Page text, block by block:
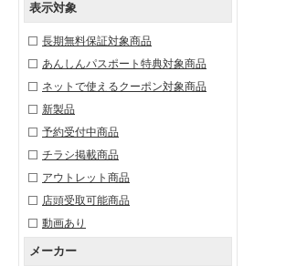
表示対象
長期無料保証対象商品
あんしんパスポート特典対象商品
ネットで使えるクーポン対象商品
新製品
予約受付中商品
チラシ掲載商品
アウトレット商品
店頭受取可能商品
動画あり
メーカー